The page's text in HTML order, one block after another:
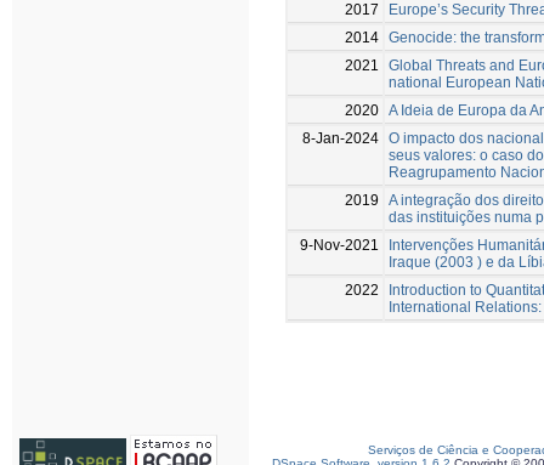
2017
Europe’s Security
2014 Genocide: the
2021
Global Threats and
national European
2020 A Ideia de Europa da
8-Jan-2024 O impacto dos
seus valores: o caso
Reagrupamento
2019
A integração dos
das instituições numa
9-Nov-2021
Intervenções
Iraque (2003 ) e da
2022
Introduction to
International
Serviços de Ciência e